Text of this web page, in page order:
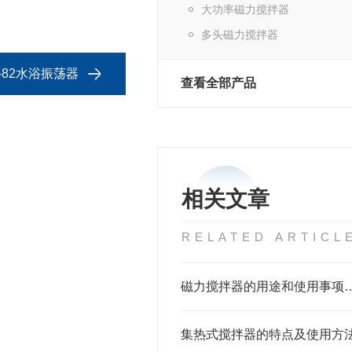
大功率磁力搅拌器
多头磁力搅拌器
查看全部产品
相关文章
RELATED
磁力搅拌器
集热式搅拌器的特点及使用方
水浴振荡器